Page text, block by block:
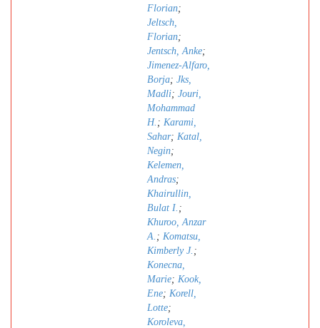
Florian;
Jeltsch,
Florian;
Jentsch, Anke;
Jimenez-Alfaro,
Borja; Jks,
Madli; Jouri,
Mohammad
H. ; Karami,
Sahar; Katal,
Negin;
Kelemen,
Andras;
Khairullin,
Bulat I. ;
Khuroo, Anzar
A. ; Komatsu,
Kimberly J. ;
Konecna,
Marie; Kook,
Ene; Korell,
Lotte;
Koroleva,